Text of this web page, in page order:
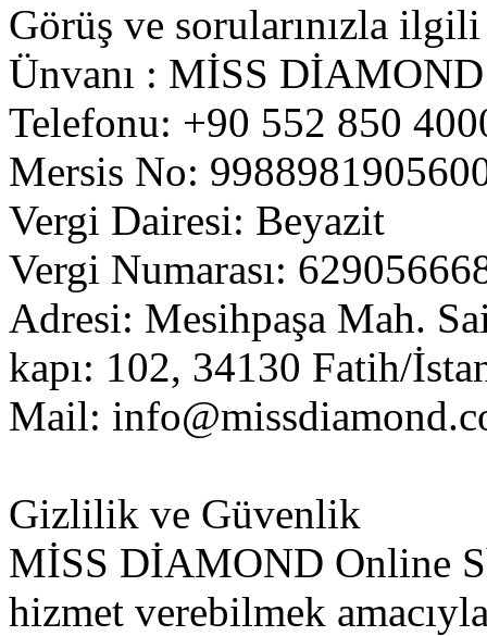
Görüş ve sorularınızla
Ünvanı : MİSS DİAMOND
Telefonu: +90 552 850
Mersis No:
Vergi Dairesi: Beyazit
Vergi Numarası:
Adresi: Mesihpaşa Mah.
kapı: 102, 34130 Fatih/
Mail:
Gizlilik ve Güvenlik
MİSS DİAMOND Online
hizmet verebilmek